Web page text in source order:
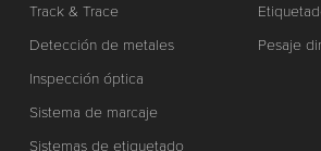
Track & Trace
Detección de metales
Inspección óptica
Sistema de marcaje
Sistemas de etiquetado
Pesaje